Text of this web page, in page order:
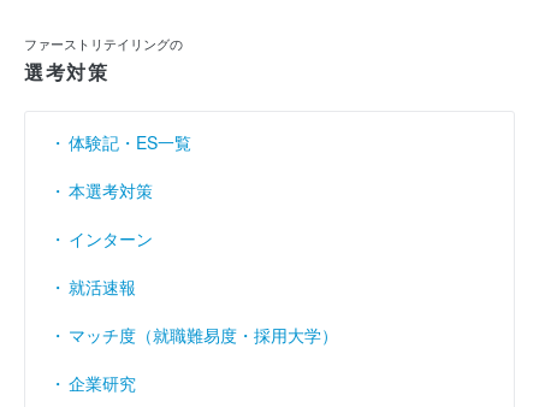
ファーストリテイリングの
選考対策
体験記・ES一覧
本選考対策
インターン
就活速報
マッチ度（就職難易度・採用大学）
企業研究